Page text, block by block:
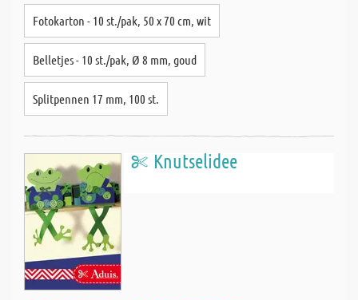
Fotokarton - 10 st./pak, 50 x 70 cm, wit
Belletjes - 10 st./pak, Ø 8 mm, goud
Splitpennen 17 mm, 100 st.
Knutselidee